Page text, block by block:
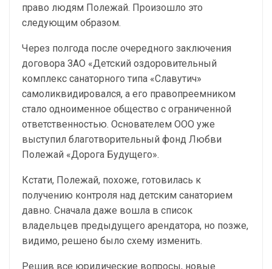
право людям Полежай. Произошло это
следующим образом.
Через полгода после очередного заключения
договора ЗАО «Детский оздоровительный
комплекс санаторного типа «Славутич»
самоликвидировался, а его правопреемником
стало одноименное общество с ограниченной
ответственностью. Основателем ООО уже
выступил благотворительный фонд Любви
Полежай «Дорога Будущего».
Кстати, Полежай, похоже, готовилась к
получению контроля над детским санаторием
давно. Сначала даже вошла в список
владельцев предыдущего арендатора, но позже,
видимо, решено было схему изменить.
Решив все юридические вопросы, новые